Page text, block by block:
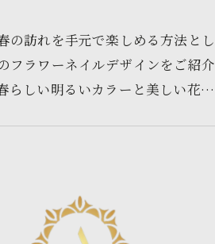
の訪れを手元で楽しめる方法とし
フラワーネイルデザインをご紹介
らしい明るいカラーと美しい花々